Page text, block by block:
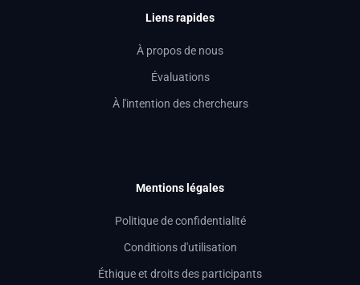
Liens rapides
À propos de nous
Évaluations
À l'intention des chercheurs
Mentions légales
Politique de confidentialité
Conditions d'utilisation
Éthique et droits des participants